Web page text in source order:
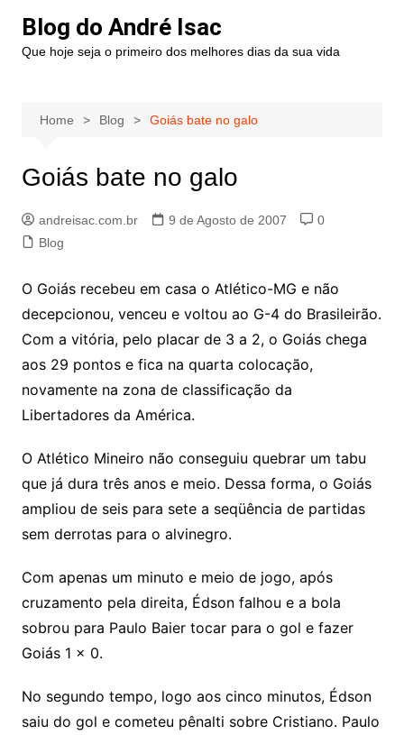
Blog do André Isac
Que hoje seja o primeiro dos melhores dias da sua vida
Home Blog Goiás bate no galo
Goiás bate no galo
andreisac.com.br 9 de Agosto de 2007
0
Blog
O Goiás recebeu em casa o Atlético-MG e não
decepcionou, venceu e voltou ao G-4 do Brasileirão.
Com a vitória, pelo placar de 3 a 2, o Goiás chega
aos 29 pontos e fica na quarta colocação,
novamente na zona de classificação da
Libertadores da América.
O Atlético Mineiro não conseguiu quebrar um tabu
que já dura três anos e meio. Dessa forma, o Goiás
ampliou de seis para sete a seqüência de partidas
sem derrotas para o alvinegro.
Com apenas um minuto e meio de jogo, após
cruzamento pela direita, Édson falhou e a bola
sobrou para Paulo Baier tocar para o gol e fazer
Goiás 1 x 0.
No segundo tempo, logo aos cinco minutos, Édson
saiu do gol e cometeu pênalti sobre Cristiano. Paulo